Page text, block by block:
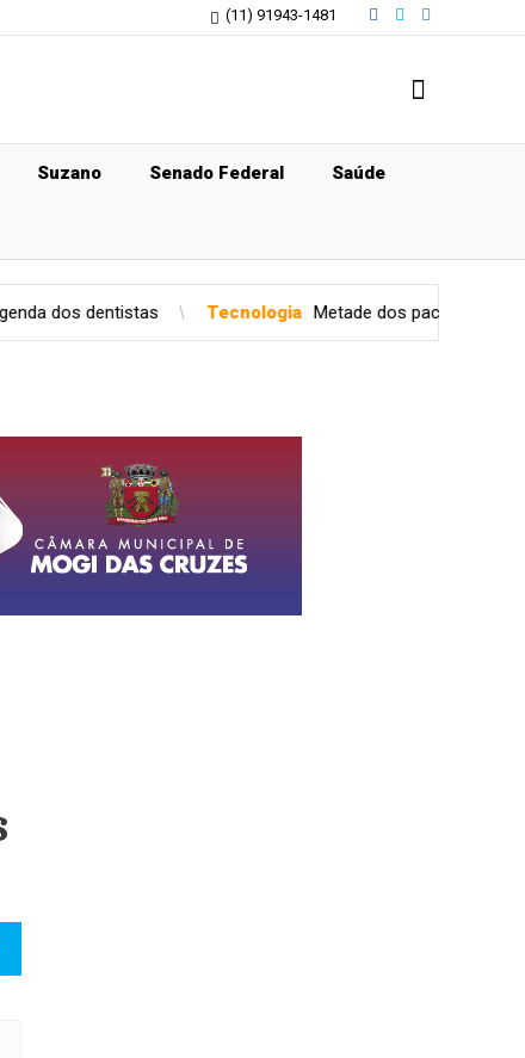
(11) 91943-1481
Suzano Senado Federal Saúde
Tecnologia Metade dos pacientes busca atendimento
motoristas